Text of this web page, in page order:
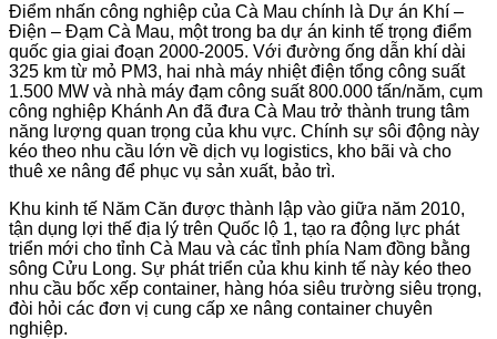
Điểm nhấn công nghiệp của Cà Mau chính là Dự án Khí –
Điện – Đạm Cà Mau, một trong ba dự án kinh tế trọng điểm
quốc gia giai đoạn 2000-2005. Với đường ống dẫn khí dài
325 km từ mỏ PM3, hai nhà máy nhiệt điện tổng công suất
1.500 MW và nhà máy đạm công suất 800.000 tấn/năm, cụm
công nghiệp Khánh An đã đưa Cà Mau trở thành trung tâm
năng lượng quan trọng của khu vực. Chính sự sôi động này
kéo theo nhu cầu lớn về dịch vụ logistics, kho bãi và cho
thuê xe nâng để phục vụ sản xuất, bảo trì.
Khu kinh tế Năm Căn được thành lập vào giữa năm 2010,
tận dụng lợi thế địa lý trên Quốc lộ 1, tạo ra động lực phát
triển mới cho tỉnh Cà Mau và các tỉnh phía Nam đồng bằng
sông Cửu Long. Sự phát triển của khu kinh tế này kéo theo
nhu cầu bốc xếp container, hàng hóa siêu trường siêu trọng,
đòi hỏi các đơn vị cung cấp xe nâng container chuyên
nghiệp.